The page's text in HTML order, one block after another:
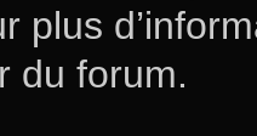
plus
du forum.